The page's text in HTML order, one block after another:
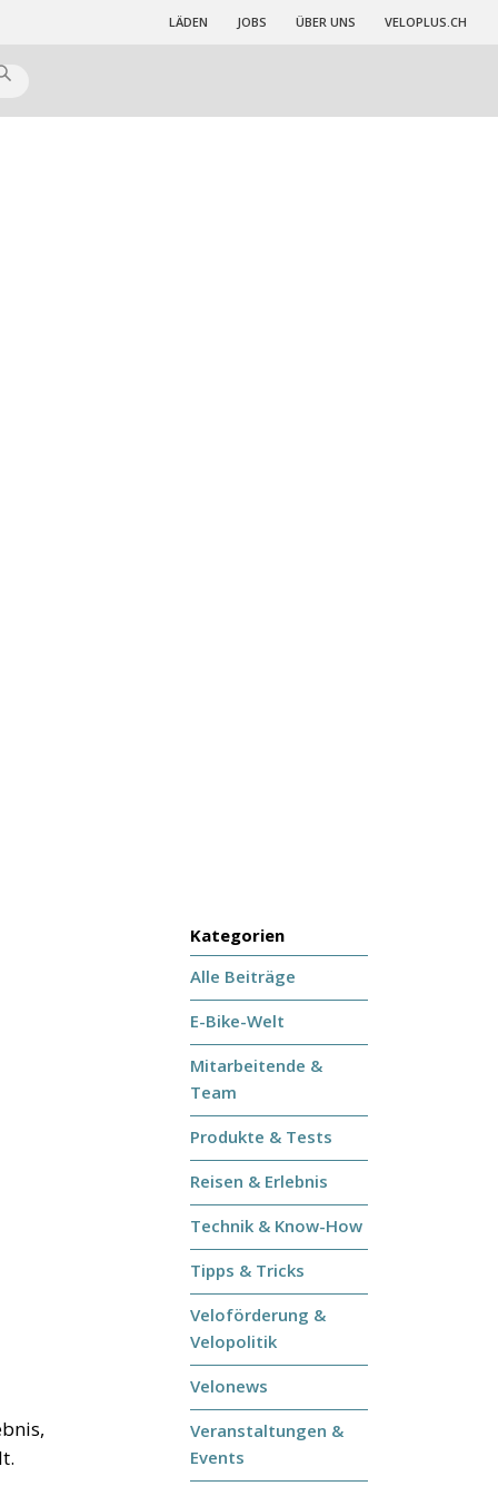
LÄDEN JOBS ÜBER UNS VELOPLUS.CH
Kategorien
Alle Beiträge
E-Bike-Welt
Mitarbeitende &
Team
Produkte & Tests
Reisen & Erlebnis
Technik & Know-How
Tipps & Tricks
Veloförderung &
Velopolitik
Velonews
Veranstaltungen &
Events